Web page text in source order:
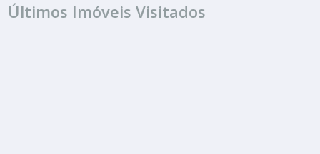
Últimos Imóveis Visitados